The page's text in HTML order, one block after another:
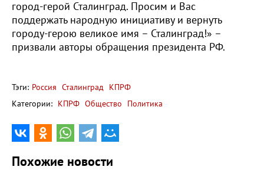
город-герой Сталинград. Просим и Вас
поддержать народную инициативу и вернуть
городу-герою великое имя – Сталинград!» –
призвали авторы обращения президента РФ.
Тэги: Россия Сталинград КПРФ
Категории: КПРФ Общество Политика
Похожие новости